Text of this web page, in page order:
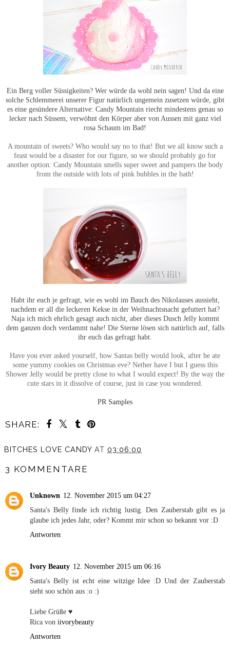
Ein Berg voller Süssigkeiten? Wer würde da wohl nein sagen! Und da eine
solche Schlemmerei unserer Figur natürlich ungemein zusetzen würde, gibt
es eine gesündere Alternative: Candy Mountain riecht mindestens genau so
lecker nach Süssem, verwöhnt den Körper aber von Aussen mit ganz viel
rosa Schaum im Bad!
A mountain of sweets? Who would say no to that! But we all know such a
feast would be a disaster for our figure, so we should probably go for
another option: Candy Mountain smells super sweet and pampers the body
from the outside with lots of pink bubbles in the bath!
Habt ihr euch je gefragt, wie es wohl im Bauch des Nikolauses aussieht,
nachdem er all die leckeren Kekse in der Weihnachtsnacht gefuttert hat?
Naja ich mich ehrlich gesagt auch nicht, aber dieses Dusch Jelly kommt
dem ganzen doch verdammt nahe! Die Sterne lösen sich natürlich auf, falls
ihr euch das gefragt habt.
Have you ever asked yourself, how Santas belly would look, after he ate
some yummy cookies on Christmas eve? Nether have I but I guess this
Shower Jelly would be pretty close to what I would expect! By the way the
cute stars in it dissolve of course, just in case you wondered.
PR Samples
SHARE:
BITCHES LOVE CANDY AT 03:06:00
3 KOMMENTARE
Unknown 12. November 2015 um 04:27
Santa's Belly finde ich richtig lustig. Den Zauberstab gibt es ja
glaube ich jedes Jahr, oder? Kommt mir schon so bekannt vor :D
Antworten
Ivory Beauty 12. November 2015 um 06:16
Santa's Belly ist echt eine witzige Idee :D Und der Zauberstab
sieht soo schön aus :o :)
Liebe Grüße ♥
Rica von iivorybeauty
Antworten